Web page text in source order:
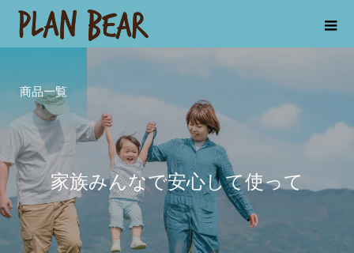
商品一覧
家族みんなで安心して使って